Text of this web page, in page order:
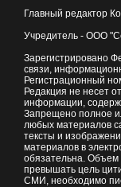
Главный редактор
Учредитель - ООО
Зарегистрировано
связи,
Регистрационный
Редакция не несет
информации,
Запрещено полное
любых материалов
тексты и
материалов в
обязательна.
превышать цель
СМИ, необходимо